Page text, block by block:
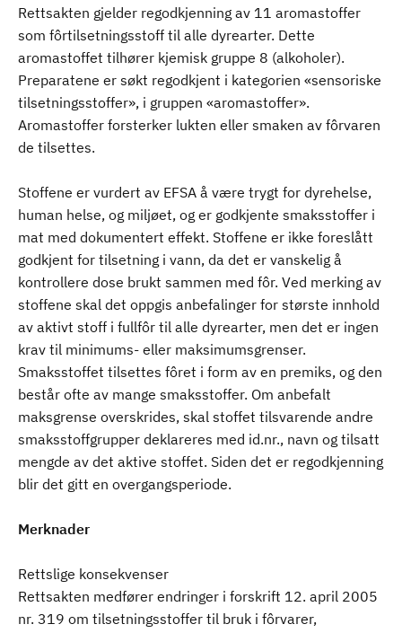
Rettsakten gjelder regodkjenning av 11 aromastoffer
som fôrtilsetningsstoff til alle dyrearter. Dette
aromastoffet tilhører kjemisk gruppe 8 (alkoholer).
Preparatene er søkt regodkjent i kategorien «sensoriske
tilsetningsstoffer», i gruppen «aromastoffer».
Aromastoffer forsterker lukten eller smaken av fôrvaren
de tilsettes.
Stoffene er vurdert av EFSA å være trygt for dyrehelse,
human helse, og miljøet, og er godkjente smaksstoffer i
mat med dokumentert effekt. Stoffene er ikke foreslått
godkjent for tilsetning i vann, da det er vanskelig å
kontrollere dose brukt sammen med fôr. Ved merking av
stoffene skal det oppgis anbefalinger for største innhold
av aktivt stoff i fullfôr til alle dyrearter, men det er ingen
krav til minimums- eller maksimumsgrenser.
Smaksstoffet tilsettes fôret i form av en premiks, og den
består ofte av mange smaksstoffer. Om anbefalt
maksgrense overskrides, skal stoffet tilsvarende andre
smaksstoffgrupper deklareres med id.nr., navn og tilsatt
mengde av det aktive stoffet. Siden det er regodkjenning
blir det gitt en overgangsperiode.
Merknader
Rettslige konsekvenser
Rettsakten medfører endringer i forskrift 12. april 2005
nr. 319 om tilsetningsstoffer til bruk i fôrvarer,